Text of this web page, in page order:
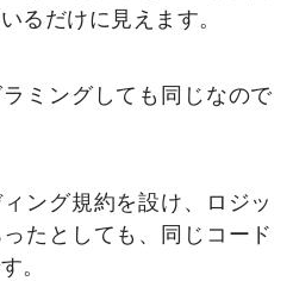
るだけに見えます。
ミングしても同じなので
ング規約を設け、ロジッ
たとしても、同じコード
。